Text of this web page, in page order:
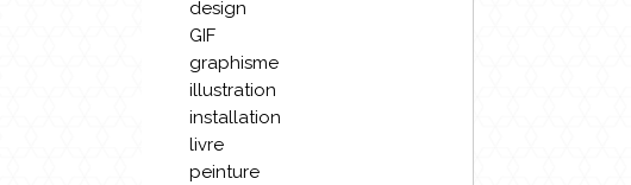
design
GIF
graphisme
illustration
installation
livre
peinture